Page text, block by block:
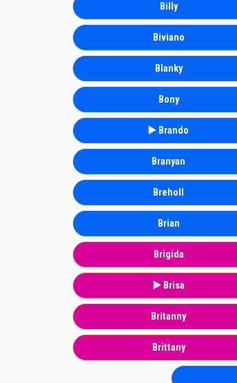
Billy
Biviano
Blanky
Bony
▶️ Brando
Branyan
Breholl
Brian
Brigida
▶️ Brisa
Britanny
Brittany